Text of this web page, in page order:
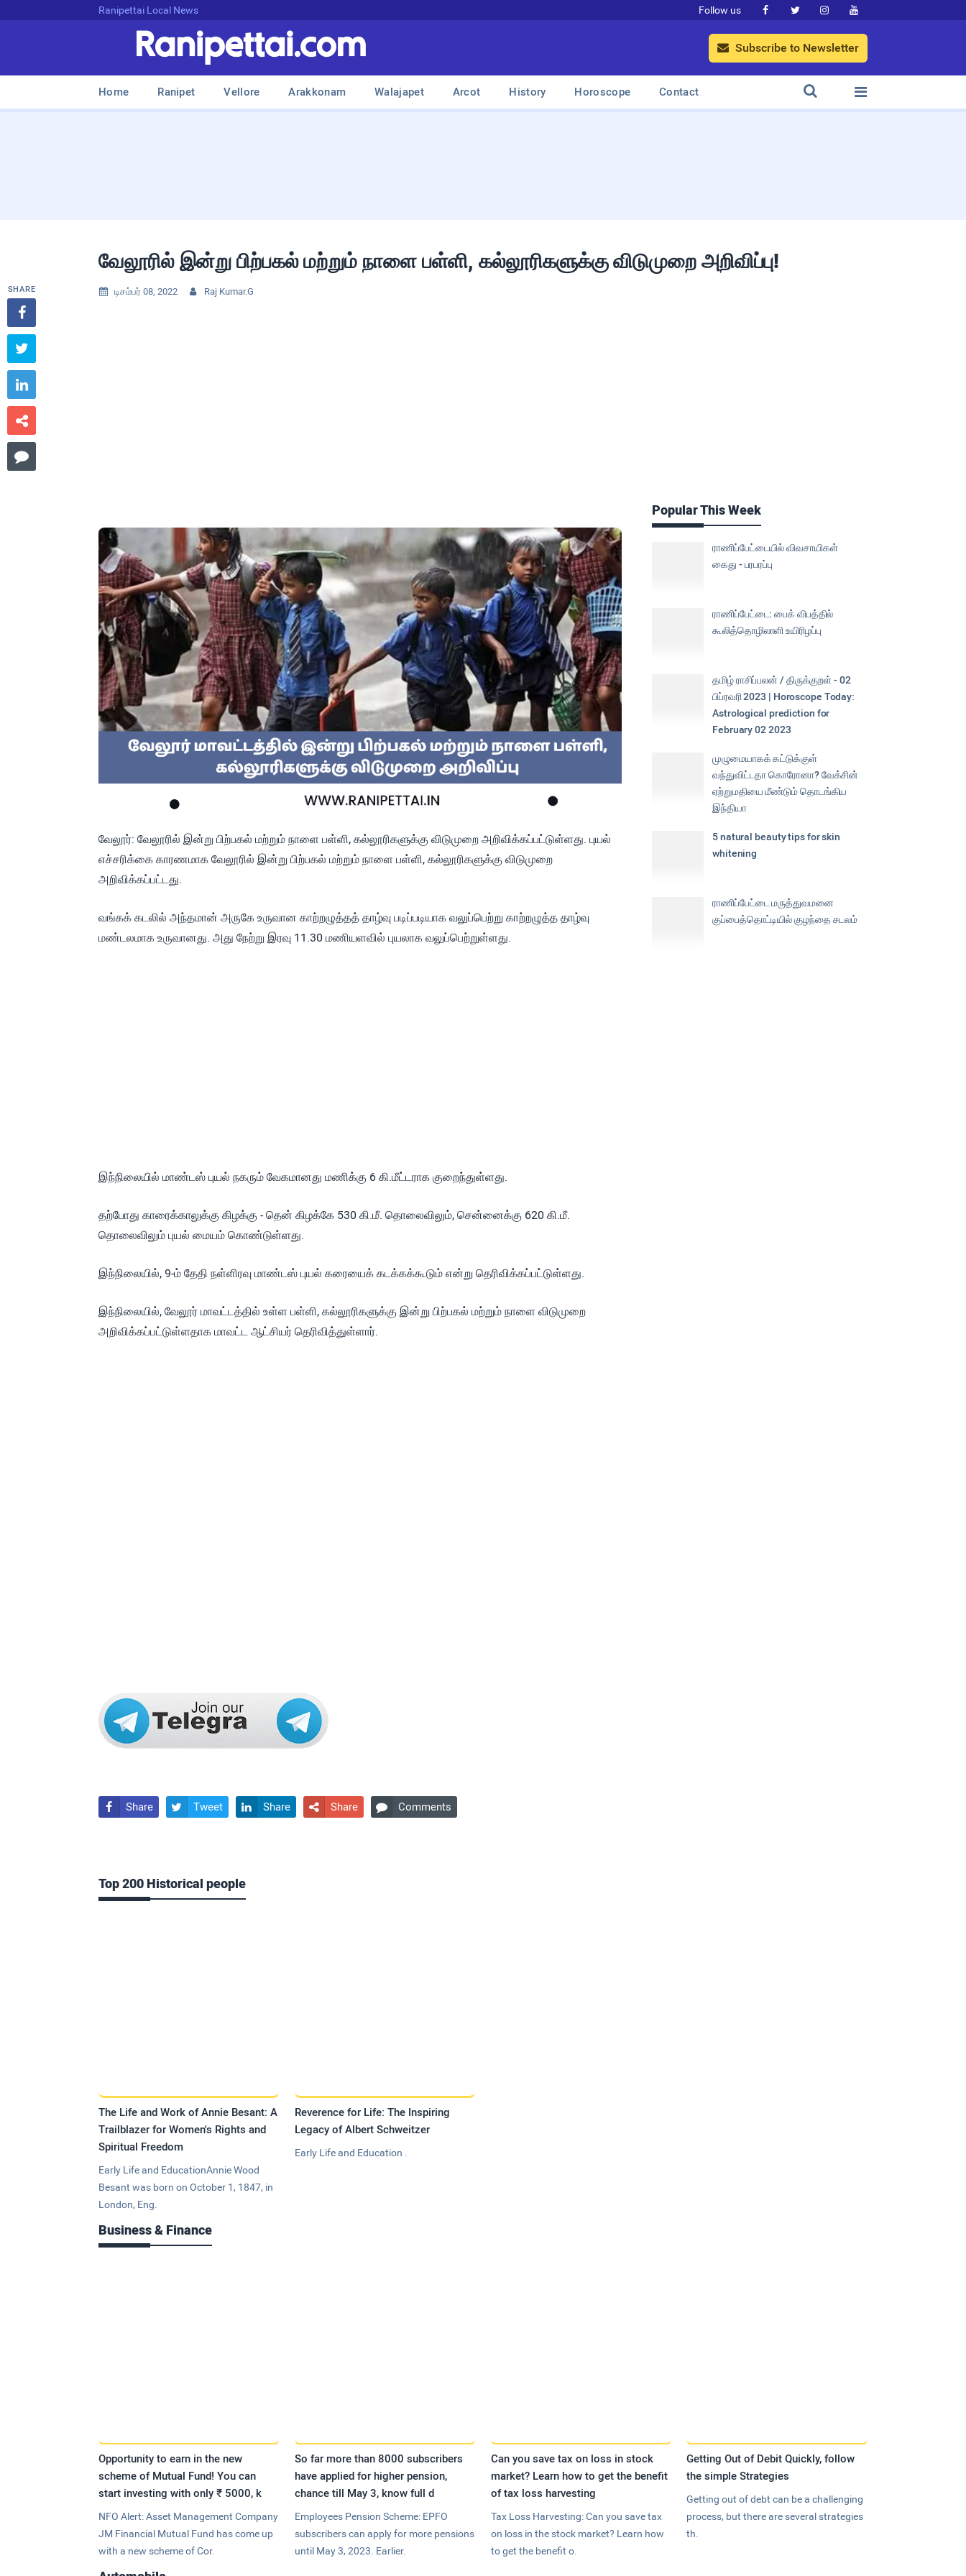
Ranipettai Local News Follow us    
 Subscribe to Newsletter
Home Ranipet Vellore Arakkonam Walajapet Arcot History Horoscope Contact 

வேலூரில் இன்று பிற்பகல் மற்றும் நாளை பள்ளி, கல்லூரிகளுக்கு விடுமுறை அறிவிப்பு!
 டிசம்பர் 08, 2022  Raj Kumar.G
வேலூர்: வேலூரில் இன்று பிற்பகல் மற்றும் நாளை பள்ளி, கல்லூரிகளுக்கு விடுமுறை அறிவிக்கப்பட்டுள்ளது. புயல்
எச்சரிக்கை காரணமாக வேலூரில் இன்று பிற்பகல் மற்றும் நாளை பள்ளி, கல்லூரிகளுக்கு விடுமுறை
அறிவிக்கப்பட்டது.
வங்கக் கடலில் அந்தமான் அருகே உருவான காற்றழுத்தத் தாழ்வு படிப்படியாக வலுப்பெற்று காற்றழுத்த தாழ்வு
மண்டலமாக உருவானது. அது நேற்று இரவு 11.30 மணியளவில் புயலாக வலுப்பெற்றுள்ளது.
இந்நிலையில் மாண்டஸ் புயல் நகரும் வேகமானது மணிக்கு 6 கி.மீட்டராக குறைந்துள்ளது.
தற்போது காரைக்காலுக்கு கிழக்கு - தென் கிழக்கே 530 கி.மீ. தொலைவிலும், சென்னைக்கு 620 கி.மீ.
தொலைவிலும் புயல் மையம் கொண்டுள்ளது.
இந்நிலையில், 9-ம் தேதி நள்ளிரவு மாண்டஸ் புயல் கரையைக் கடக்கக்கூடும் என்று தெரிவிக்கப்பட்டுள்ளது.
இந்நிலையில், வேலூர் மாவட்டத்தில் உள்ள பள்ளி, கல்லூரிகளுக்கு இன்று பிற்பகல் மற்றும் நாளை விடுமுறை
அறிவிக்கப்பட்டுள்ளதாக மாவட்ட ஆட்சியர் தெரிவித்துள்ளார்.
SHARE





 Share  Tweet  Share  Share  Comments
Popular This Week
ராணிப்பேட்டையில் விவசாயிகள்
கைது - பரபரப்பு
ராணிப்பேட்டை: பைக் விபத்தில்
கூலித்தொழிலாளி உயிரிழப்பு
தமிழ் ராசிப்பலன் / திருக்குறள் - 02
பிப்ரவரி 2023 | Horoscope Today:
Astrological prediction for
February 02 2023
முழுமையாகக் கட்டுக்குள்
வந்துவிட்டதா கொரோனா? வேக்சின்
ஏற்றுமதியை மீண்டும் தொடங்கிய
இந்தியா
5 natural beauty tips for skin
whitening
ராணிப்பேட்டை மருத்துவமனை
குப்பைத்தொட்டியில் குழந்தை சடலம்
Top 200 Historical people
The Life and Work of Annie Besant: A
Trailblazer for Women's Rights and
Spiritual Freedom
Early Life and EducationAnnie Wood
Besant was born on October 1, 1847, in
London, Eng.
Reverence for Life: The Inspiring
Legacy of Albert Schweitzer
Early Life and Education .
Business & Finance
Opportunity to earn in the new
scheme of Mutual Fund! You can
start investing with only ₹ 5000, k
NFO Alert: Asset Management Company
JM Financial Mutual Fund has come up
with a new scheme of Cor.
So far more than 8000 subscribers
have applied for higher pension,
chance till May 3, know full d
Employees Pension Scheme: EPFO
subscribers can apply for more pensions
until May 3, 2023. Earlier.
Can you save tax on loss in stock
market? Learn how to get the benefit
of tax loss harvesting
Tax Loss Harvesting: Can you save tax
on loss in the stock market? Learn how
to get the benefit o.
Getting Out of Debit Quickly, follow
the simple Strategies
Getting out of debt can be a challenging
process, but there are several strategies
th.